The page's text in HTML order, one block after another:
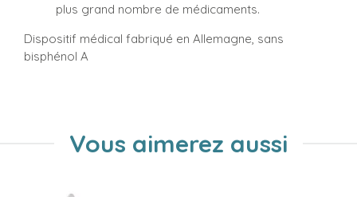
plus grand nombre de médicaments.
Dispositif médical fabriqué en Allemagne, sans
bisphénol A
Vous aimerez aussi